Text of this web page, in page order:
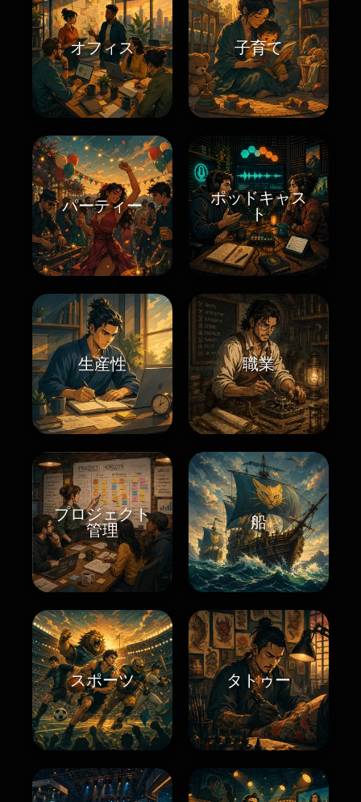
オフィス 子育て
パーティー
ポッドキャス
ト
生産性 職業
プロジェクト
管理
船
スポーツ タトゥー